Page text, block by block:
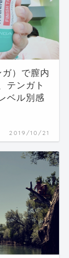
ガ）で膣内
テンガト
ベル別感
2019/10/21